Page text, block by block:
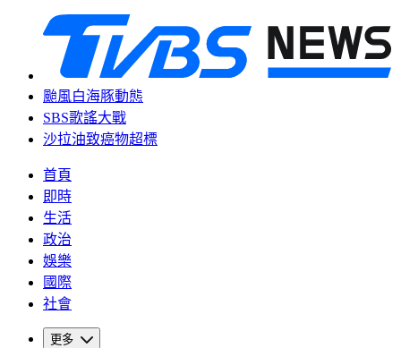
颱風白海豚動態
SBS歌謠大戰
沙拉油致癌物超標
首頁
即時
生活
政治
娛樂
國際
社會
更多